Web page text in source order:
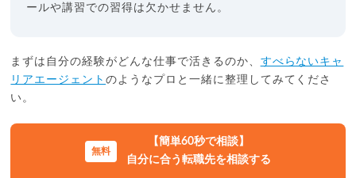
ールや講習での習得は欠かせません。
まずは自分の経験がどんな仕事で活きるのか、 すべらないキャ
リアエージェントのようなプロと一緒に整理してみてくださ
い。
【簡単60秒で相談】
自分に合う転職先を相談する